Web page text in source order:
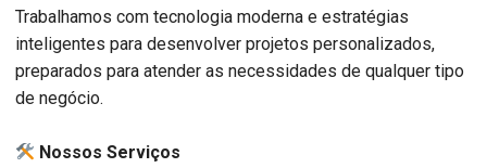
Trabalhamos com tecnologia moderna e estratégias
inteligentes para desenvolver projetos personalizados,
preparados para atender as necessidades de qualquer tipo
de negócio.
️ Nossos Serviços